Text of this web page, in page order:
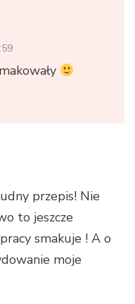
przepis! Nie
to jeszcze
smakuje ! A o
moje